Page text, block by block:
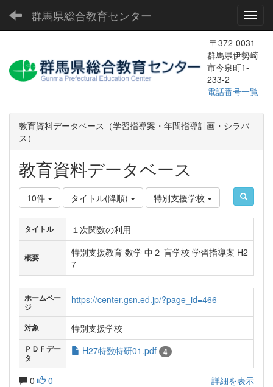
群馬県総合教育センター
〒372-0031
群馬県伊勢崎
市今泉町1-
233-2
電話番号一覧
教育資料データベース（学習指導案・年間指導計画・シラバ
ス）
教育資料データベース
10件 タイトル(降順) 特別支援学校
タイトル １次関数の利用
概要
特別支援教育 数学 中２ 盲学校 学習指導案 H2
7
ホームペー
ジ
https://center.gsn.ed.jp/?page_id=466
対象 特別支援学校
ＰＤＦデー
タ
H27特数特研01.pdf 4
0 0 詳細を表示